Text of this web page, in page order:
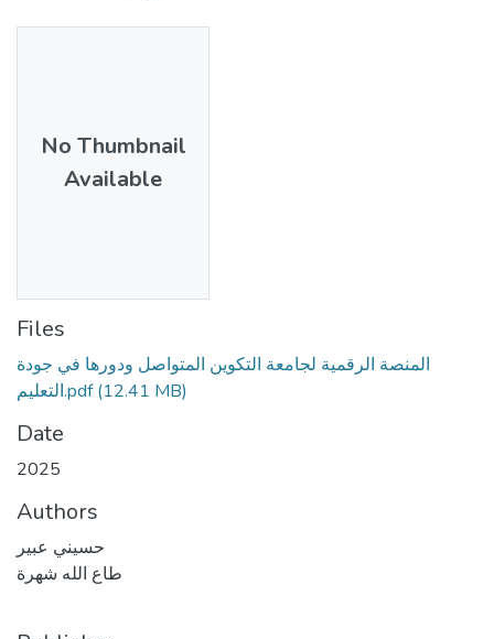
No Thumbnail
Available
Files
المنصة الرقمية لجامعة التكوين المتواصل ودورها في جودة
التعليم.pdf (12.41 MB)
Date
2025
Authors
حسيني عبير
طاع الله شهرة